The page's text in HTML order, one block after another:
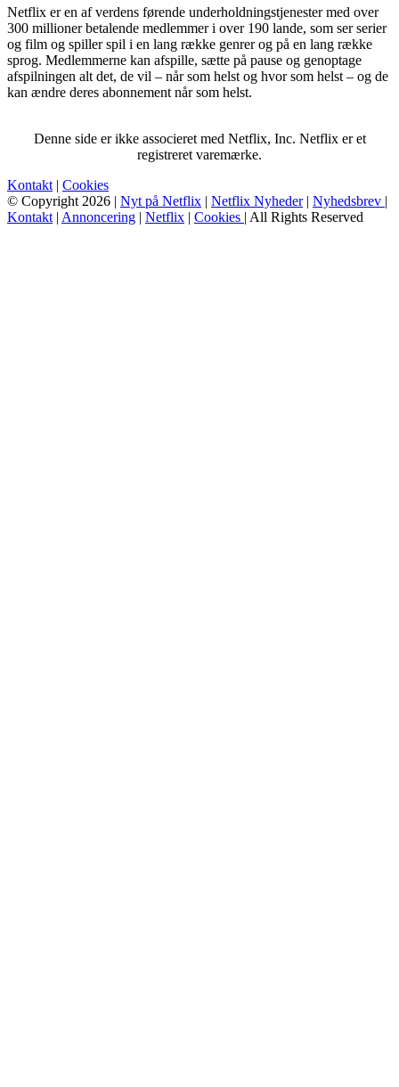
Netflix er en af verdens førende underholdningstjenester med over
300 millioner betalende medlemmer i over 190 lande, som ser serier
og film og spiller spil i en lang række genrer og på en lang række
sprog. Medlemmerne kan afspille, sætte på pause og genoptage
afspilningen alt det, de vil – når som helst og hvor som helst – og de
kan ændre deres abonnement når som helst.
Denne side er ikke associeret med Netflix, Inc. Netflix er et
registreret varemærke.
Kontakt | Cookies
© Copyright 2026 | Nyt på Netflix | Netflix Nyheder| Nyhedsbrev |
Kontakt | Annoncering | Netflix | Cookies | All Rights Reserved